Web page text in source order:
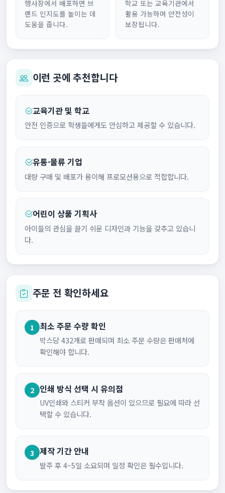
행사장에서 배포하면 브
랜드 인지도를 높이는 데
도움을 줍니다.
학교 또는 교육기관에서
활용 가능하며 안전성이
보장됩니다.
이런 곳에 추천합니다
교육기관 및 학교
안전 인증으로 학생들에게도 안심하고 제공할 수 있습니다.
유통·물류 기업
대량 구매 및 배포가 용이해 프로모션용으로 적합합니다.
어린이 상품 기획사
아이들의 관심을 끌기 쉬운 디자인과 기능을 갖추고 있습니
다.
주문 전 확인하세요
1 최소 주문 수량 확인
박스당 432개로 판매되며 최소 주문 수량은 판매처에
확인해야 합니다.
2 인쇄 방식 선택 시 유의점
UV인쇄와 스티커 부착 옵션이 있으므로 필요에 따라 선
택할 수 있습니다.
3 제작 기간 안내
발주 후 4~5일 소요되며 일정 확인은 필수입니다.